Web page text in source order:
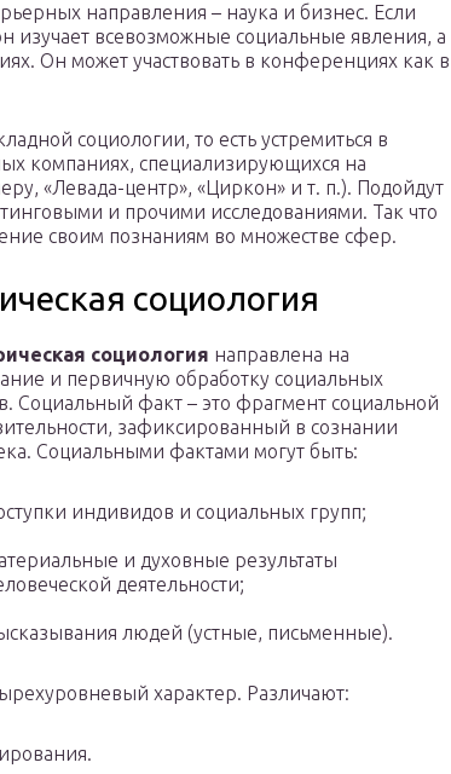
направления – наука и бизнес. Если
изучает всевозможные социальные явления, а
Он может участвовать в конференциях как в
социологии, то есть устремиться в
компаниях, специализирующихся на
«Левада-центр», «Циркон» и т. п.). Подойдут
и прочими исследованиями. Так что
своим познаниям во множестве сфер.
социология
социология направлена на
и первичную обработку социальных
Социальный факт – это фрагмент социальной
зафиксированный в сознании
Социальными фактами могут быть:
индивидов и социальных групп;
и духовные результаты
деятельности;
людей (устные, письменные).
характер. Различают: